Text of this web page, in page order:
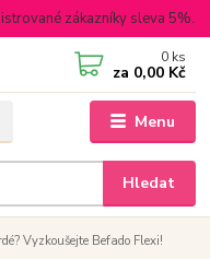
zákazníky sleva 5%.
Menu
Hledat
0 ks
za 0,00 Kč
Vyzkoušejte Befado Flexi!